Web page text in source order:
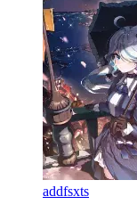
addfsxts